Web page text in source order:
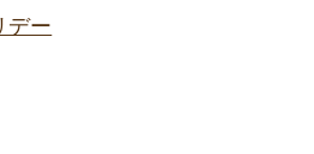
デー